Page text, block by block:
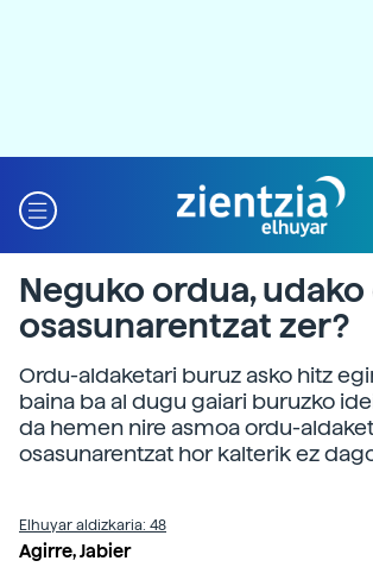
Neguko ordua,
osasunarentzat zer?
Ordu-aldaketari buruz asko hitz
baina ba al dugu gaiari buruzko
da hemen nire asmoa ordu-
osasunarentzat hor kalterik ez
Elhuyar aldizkaria: 48
Agirre, Jabier